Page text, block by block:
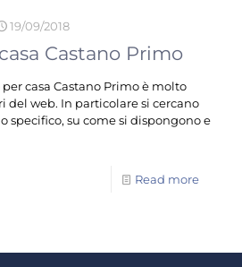
19/09/2018
Castano Primo
casa Castano Primo è molto
del web. In particolare si cercano
specifico, su come si dispongono e
Read more